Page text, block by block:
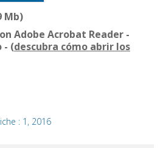
Mb)
Adobe Acrobat Reader -
- (descubra cómo abrir los
: 1, 2016